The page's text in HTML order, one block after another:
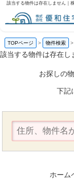
該当する物件は存在しません｜
TOPページ 物件検索
該当する物件は存在し
お探しの
下記
ホーム